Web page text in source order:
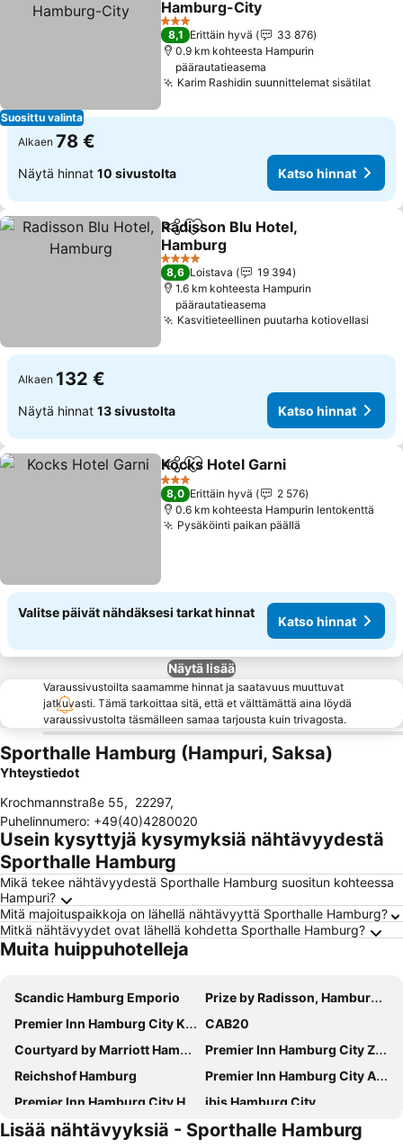
Suosittu valinta
Hamburg-City
Katso hinnat
3 Tähtiluokitus
8,1 Erittäin hyvä
33 876
0.9 km kohteesta Hampurin
päärautatieasema
Karim Rashidin suunnittelemat sisätilat
Alkaen 78 €
Näytä hinnat 10 sivustolta Katso hinnat
Jaa Lisää suosikkeihin
Radisson Blu Hotel,
Hamburg
Katso hinnat
4 Tähtiluokitus
8,6 Loistava
19 394
1.6 km kohteesta Hampurin
päärautatieasema
Kasvitieteellinen puutarha kotiovellasi
Alkaen 132 €
Näytä hinnat 13 sivustolta Katso hinnat
Jaa Lisää suosikkeihin
Kocks Hotel Garni
3 Tähtiluokitus
8,0 Erittäin hyvä
2 576
0.6 km kohteesta Hampurin lentokenttä
Pysäköinti paikan päällä
Valitse päivät nähdäksesi tarkat hinnat
Katso hinnat
Näytä lisää
Varaussivustoilta saamamme hinnat ja saatavuus muuttuvat
jatkuvasti. Tämä tarkoittaa sitä, että et välttämättä aina löydä
varaussivustolta täsmälleen samaa tarjousta kuin trivagosta.
Sporthalle Hamburg (Hampuri, Saksa)
Yhteystiedot
Krochmannstraße 55, 22297,
Puhelinnumero: +49(40)4280020
Usein kysyttyjä kysymyksiä nähtävyydestä
Sporthalle Hamburg
Mikä tekee nähtävyydestä Sporthalle Hamburg suositun kohteessa
Hampuri?
Mitä majoituspaikkoja on lähellä nähtävyyttä Sporthalle Hamburg?
Mitkä nähtävyydet ovat lähellä kohdetta Sporthalle Hamburg?
Muita huippuhotelleja
Scandic Hamburg Emporio
Prize by Radisson, Hamburg-City
Premier Inn Hamburg City Klostertor
CAB20
Courtyard by Marriott Hamburg City
Premier Inn Hamburg City Zentrum
Reichshof Hamburg
Premier Inn Hamburg City Alster
Premier Inn Hamburg City Hammerbrook
ibis Hamburg City
Hampton by Hilton Hamburg City Centre
Novotel Hamburg City Alster
Lisää nähtävyyksiä - Sporthalle Hamburg